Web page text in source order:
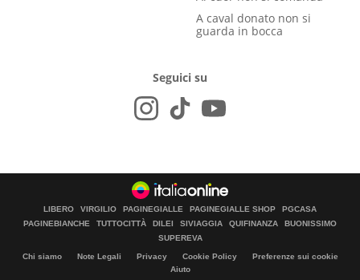
A caval donato non si
guarda in bocca
Seguici su
LIBERO VIRGILIO PAGINEGIALLE PAGINEGIALLE SHOP
PGCASA
PAGINEBIANCHE
TUTTOCITTÀ DILEI SIVIAGGIA QUIFINANZA
BUONISSIMO
SUPEREVA
Chi siamo Note Legali Privacy Cookie Policy
Preferenze sui cookie
Aiuto